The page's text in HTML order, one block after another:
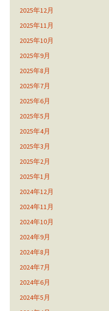
2025年12月
2025年11月
2025年10月
2025年9月
2025年8月
2025年7月
2025年6月
2025年5月
2025年4月
2025年3月
2025年2月
2025年1月
2024年12月
2024年11月
2024年10月
2024年9月
2024年8月
2024年7月
2024年6月
2024年5月